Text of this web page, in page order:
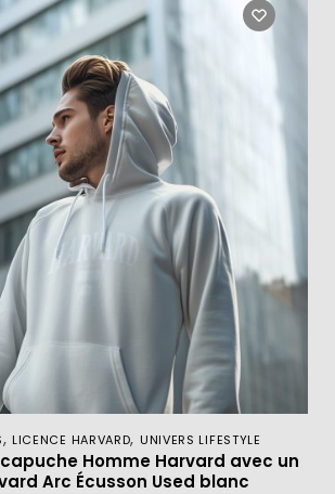
, LICENCE HARVARD, UNIVERS LIFESTYLE
Homme Harvard avec un
Arc Écusson Used blanc